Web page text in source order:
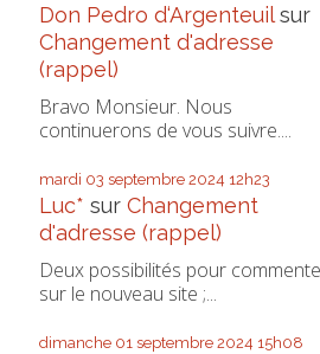
Don Pedro d‘Argenteuilsur
Changement d'adresse
(rappel)
Bravo Monsieur. Nous
continuerons de vous suivre....
mardi 03 septembre 2024 12h23
Luc* sur Changement
d'adresse (rappel)
Deux possibilités pour
sur le nouveau site ;...
dimanche 01 septembre 2024 15h08